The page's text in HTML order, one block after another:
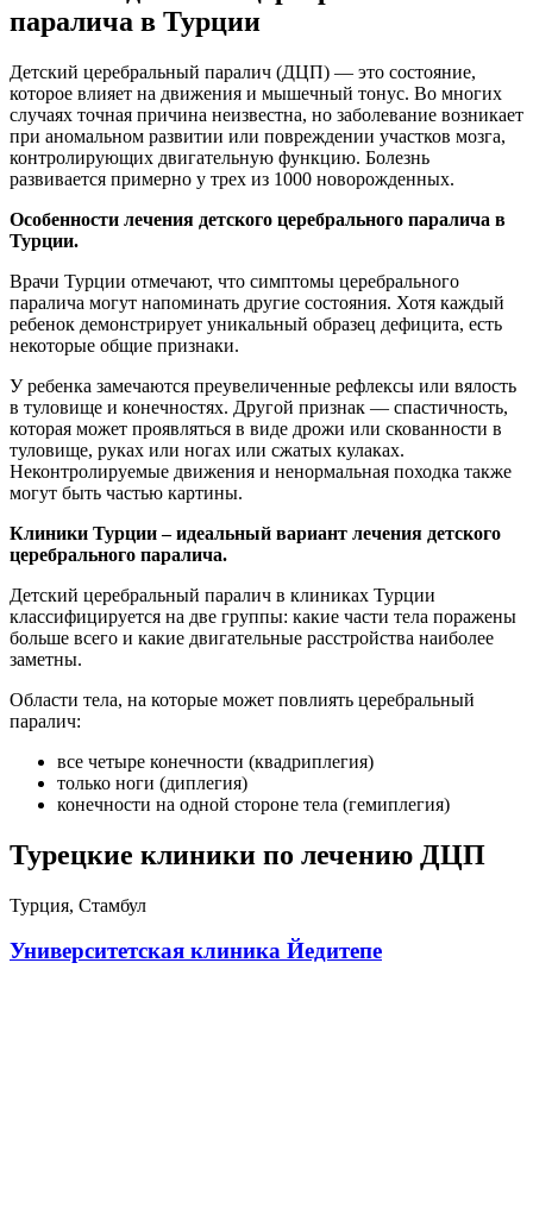
паралича в Турции
Детский церебральный паралич (ДЦП) — это состояние,
которое влияет на движения и мышечный тонус. Во многих
случаях точная причина неизвестна, но заболевание возникает
при аномальном развитии или повреждении участков мозга,
контролирующих двигательную функцию. Болезнь
развивается примерно у трех из 1000 новорожденных.
Особенности лечения детского церебрального паралича в
Турции.
Врачи Турции отмечают, что симптомы церебрального
паралича могут напоминать другие состояния. Хотя каждый
ребенок демонстрирует уникальный образец дефицита, есть
некоторые общие признаки.
У ребенка замечаются преувеличенные рефлексы или вялость
в туловище и конечностях. Другой признак — спастичность,
которая может проявляться в виде дрожи или скованности в
туловище, руках или ногах или сжатых кулаках.
Неконтролируемые движения и ненормальная походка также
могут быть частью картины.
Клиники Турции – идеальный вариант лечения детского
церебрального паралича.
Детский церебральный паралич в клиниках Турции
классифицируется на две группы: какие части тела поражены
больше всего и какие двигательные расстройства наиболее
заметны.
Области тела, на которые может повлиять церебральный
паралич:
все четыре конечности (квадриплегия)
только ноги (диплегия)
конечности на одной стороне тела (гемиплегия)
Турецкие клиники по лечению ДЦП
Турция, Стамбул
Университетская клиника Йедитепе